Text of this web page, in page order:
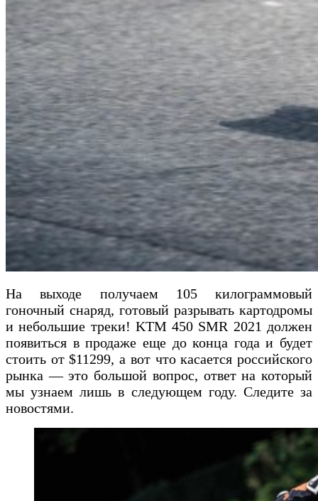
На выходе получаем 105 килограммовый
гоночный снаряд, готовый разрывать картодромы
и небольшие треки! KTM 450 SMR 2021 должен
появиться в продаже еще до конца года и будет
стоить от $11299, а вот что касается российского
рынка — это большой вопрос, ответ на который
мы узнаем лишь в следующем году. Следите за
новостями.